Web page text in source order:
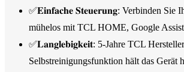
✅𝐄𝐢𝐧𝐟𝐚𝐜𝐡𝐞 𝐒𝐭𝐞𝐮𝐞𝐫𝐮𝐧𝐠: Verbinden Sie
mühelos mit TCL HOME, Google
✅𝐋𝐚𝐧𝐠𝐥𝐞𝐛𝐢𝐠𝐤𝐞𝐢𝐭: 5-Jahre TCL
Selbstreinigungsfunktion hält das Gerät